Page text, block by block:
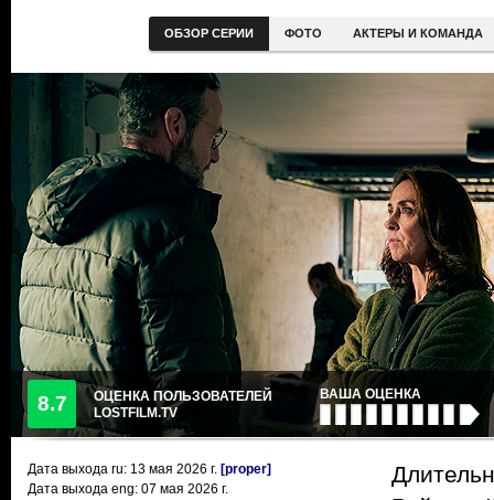
ОБЗОР СЕРИИ ФОТО АКТЕРЫ И КОМАНДА
8.7
ОЦЕНКА ПОЛЬЗОВАТЕЛЕЙ
LOSTFILM.TV
ВАША ОЦЕНКА
Дата выхода ru: 13 мая 2026 г. [proper]
Дата выхода eng: 07 мая 2026 г.